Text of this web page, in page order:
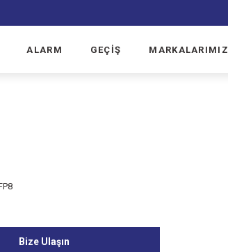
ALARM GEÇİŞ MARKALARIMIZ
Bize Ulaşın